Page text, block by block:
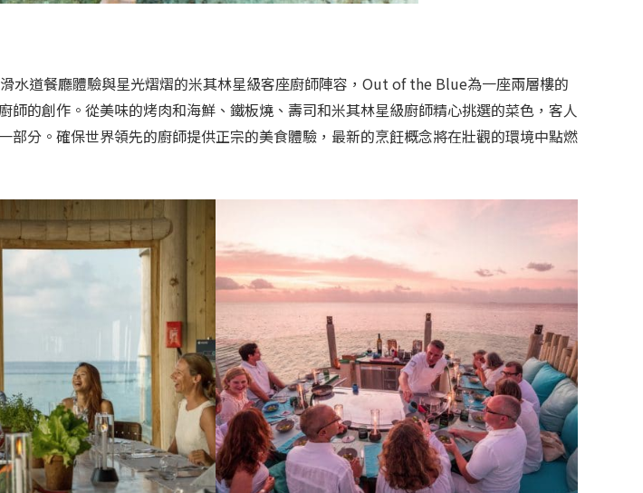
水道餐廳體驗與星光熠熠的米其林星級客座廚師陣容，Out of the Blue為一座兩層樓的
的創作。從美味的烤肉和海鮮、鐵板燒、壽司和米其林星級廚師精心挑選的菜色，客人
分。確保世界領先的廚師提供正宗的美食體驗，最新的烹飪概念將在壯觀的環境中點燃